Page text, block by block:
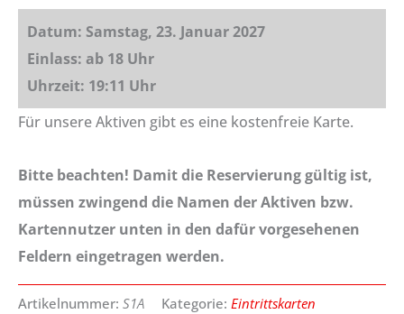
Datum: Samstag, 23. Januar 2027
Einlass: ab 18 Uhr
Uhrzeit: 19:11 Uhr
Für unsere Aktiven gibt es eine kostenfreie Karte.
Bitte beachten! Damit die Reservierung gültig ist,
müssen zwingend die Namen der Aktiven bzw.
Kartennutzer unten in den dafür vorgesehenen
Feldern eingetragen werden.
Artikelnummer: S1A Kategorie: Eintrittskarten